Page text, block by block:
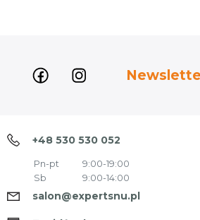
+48 530 530 052
Pn-pt
9:00-19:00
Sb
9:00-14:00
salon@expertsnu.pl